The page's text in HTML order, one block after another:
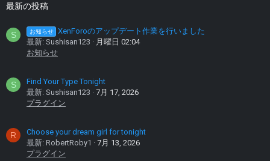
最新の投稿
S お知らせ XenForoのアップデート作業を行いました
最新: Sushisan123
月曜日 02:04
お知らせ
S
Find Your Type Tonight
最新: Sushisan123
7月 17, 2026
プラグイン
R
Choose your dream girl for tonight
最新: RobertRoby1
7月 13, 2026
プラグイン